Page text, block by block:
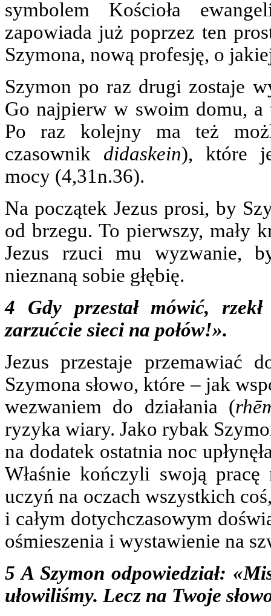
symbolem Kościoła
zapowiada już poprzez ten
Szymona, nową profesję, o
Szymon po raz drugi zostaje
Go najpierw w swoim domu, a
Po raz kolejny ma też
czasownik didaskein), które
mocy (4,31n.36).
Na początek Jezus prosi, by
od brzegu. To pierwszy, mały
Jezus rzuci mu wyzwanie,
nieznaną sobie głębię.
4 Gdy przestał mówić,
zarzućcie sieci na połów!».
Jezus przestaje przemawiać
Szymona słowo, które – jak
wezwaniem do działania (
ryzyka wiary. Jako rybak
na dodatek ostatnia noc
Właśnie kończyli swoją pracę
uczyń na oczach wszystkich
i całym dotychczasowym
ośmieszenia i wystawienie na
5 ASzymon odpowiedział:
ułowiliśmy. Lecz na Twoje